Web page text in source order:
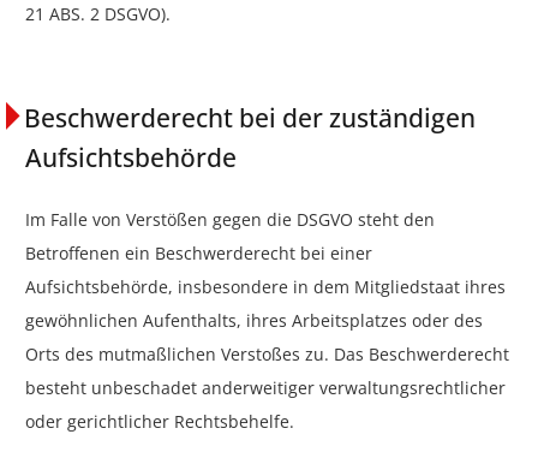
21 ABS. 2 DSGVO).
Beschwerderecht bei der zuständigen
Aufsichtsbehörde
Im Falle von Verstößen gegen die DSGVO steht den
Betroffenen ein Beschwerderecht bei einer
Aufsichtsbehörde, insbesondere in dem Mitgliedstaat ihres
gewöhnlichen Aufenthalts, ihres Arbeitsplatzes oder des
Orts des mutmaßlichen Verstoßes zu. Das Beschwerderecht
besteht unbeschadet anderweitiger verwaltungsrechtlicher
oder gerichtlicher Rechtsbehelfe.